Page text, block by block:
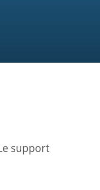
support